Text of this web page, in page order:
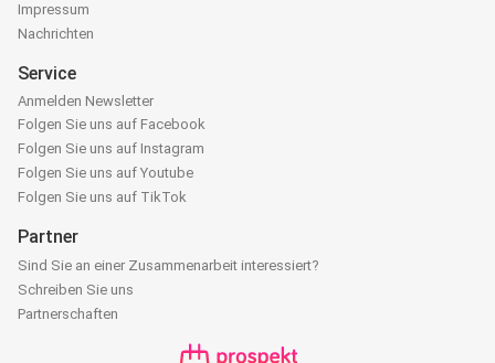
Impressum
Nachrichten
Service
Anmelden Newsletter
Folgen Sie uns auf Facebook
Folgen Sie uns auf Instagram
Folgen Sie uns auf Youtube
Folgen Sie uns auf TikTok
Partner
Sind Sie an einer Zusammenarbeit interessiert?
Schreiben Sie uns
Partnerschaften